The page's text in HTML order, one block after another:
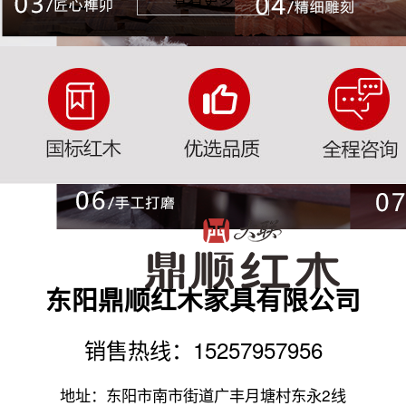
东阳鼎顺红木家具有限公司
销售热线：15257957956
地址：东阳市南市街道广丰月塘村东永2线